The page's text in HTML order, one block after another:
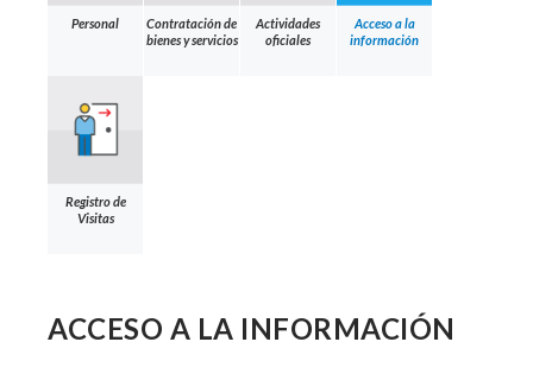
Personal
Contratación de
bienes y servicios
Actividades
oficiales
Acceso a la
información
Registro de
Visitas
ACCESO A LA INFORMACIÓN